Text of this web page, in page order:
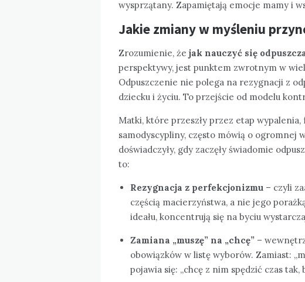
wysprzątany. Zapamiętają emocje mamy i
Jakie zmiany w myśleniu
Zrozumienie, że jak nauczyć się
perspektywy, jest punktem zwrotnym w
Odpuszczenie nie polega na rezygnacji z
dziecku i życiu. To przejście od modelu
Matki, które przeszły przez etap
samodyscypliny, często mówią o ogromnej
doświadczyły, gdy zaczęły świadomie
to:
Rezygnacja z perfekcjonizmu – czyli
częścią macierzyństwa, a nie jego
ideału, koncentrują się na byciu
Zamiana „muszę” na „chcę” –
obowiązków w listę wyborów. Zamiast:
pojawia się: „chcę z nim spędzić czas tak,